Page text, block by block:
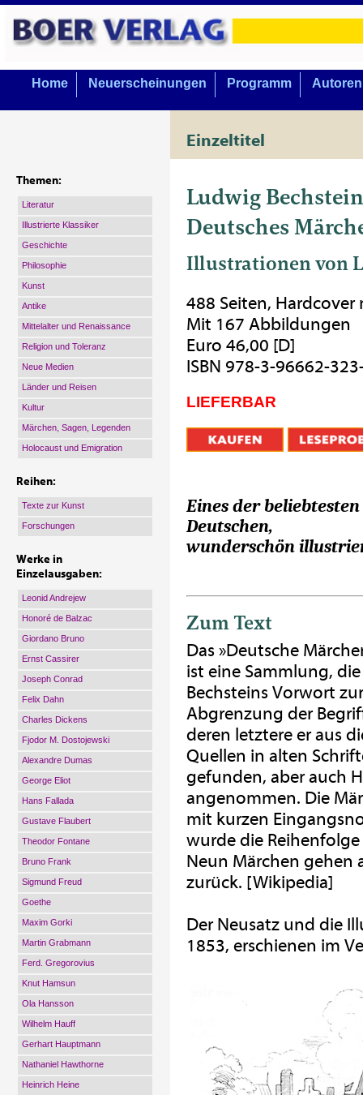
Home Neuerscheinungen Programm Autoren
Einzeltitel
Themen:
Literatur
Illustrierte Klassiker
Geschichte
Philosophie
Kunst
Antike
Mittelalter und Renaissance
Religion und Toleranz
Neue Medien
Länder und Reisen
Kultur
Märchen, Sagen, Legenden
Holocaust und Emigration
Reihen:
Texte zur Kunst
Forschungen
Werke in
Einzelausgaben:
Leonid Andrejew
Honoré de Balzac
Giordano Bruno
Ernst Cassirer
Joseph Conrad
Felix Dahn
Charles Dickens
Fjodor M. Dostojewski
Alexandre Dumas
George Eliot
Hans Fallada
Gustave Flaubert
Theodor Fontane
Bruno Frank
Sigmund Freud
Goethe
Maxim Gorki
Martin Grabmann
Ferd. Gregorovius
Knut Hamsun
Ola Hansson
Wilhelm Hauff
Gerhart Hauptmann
Nathaniel Hawthorne
Heinrich Heine
Ludwig Bechstein
Deutsches
Illustrationen von
488 Seiten,
Mit 167 Abbildungen
Euro 46,00 [D]
ISBN 978-3-96662-
LIEFERBAR
Eines der
Deutschen,
wunderschön
Zum Text
Das »Deutsche
ist eine Sammlung,
Bechsteins Vorwort
Abgrenzung der
deren letztere er aus
Quellen in alten
gefunden, aber auch
angenommen. Die
mit kurzen
wurde die
Neun Märchen gehen
zurück. [Wikipedia]
Der Neusatz und die
1853, erschienen im